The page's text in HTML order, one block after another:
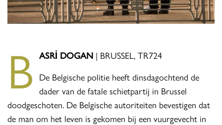
B ASRİ DOGAN | BRUSSEL, TR724
De Belgische politie heeft dinsdagochtend de
dader van de fatale schietpartij in Brussel
doodgeschoten. De Belgische autoriteiten bevestigen dat
de man om het leven is gekomen bij een vuurgevecht in